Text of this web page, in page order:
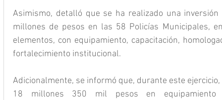
Asimismo, detalló que se ha realizado una
millones de pesos en las 58 Policías Municipales,
elementos, con equipamiento, capacitación,
fortalecimiento institucional.
Adicionalmente, se informó que, durante este
18 millones 350 mil pesos en equipamiento